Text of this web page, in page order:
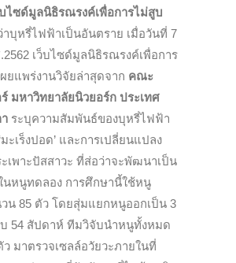
บไซด์มูลนิธิรณรงค์เพื่อการไม่สูบ
บุหรี่ไฟฟ้าเป็นอันตราย เมื่อวันที่ 7
เว็บไซด์มูลนิธิรณรงค์เพื่อการ
ยแพร่งานวิจัยล่าสุดจาก คณะ
มหาวิทยาลัยนิวยอร์ก ประเทศ
ระบุความสัมพันธ์ของบุหรี่ไฟฟ้า
มะเร็งปอด’ และการเปลี่ยนแปลง
เพาะปัสสาวะ ที่ส่อว่าจะพัฒนาเป็น
ในหนูทดลอง การศึกษานี้ใช้หนู
น 85 ตัว โดยสุ่มแยกหนูออกเป็น 3
54 สัปดาห์ ทีมวิจับนำหนูทั้งหมด
ว มาตรวจเซลล์อวัยวะภายในที่